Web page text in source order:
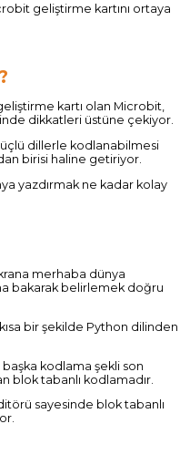
geliştirme kartını ortaya
kartı olan Microbit,
dikkatleri üstüne çekiyor.
dillerle kodlanabilmesi
birisi haline getiriyor.
yazdırmak ne kadar kolay
merhaba dünya
bakarak belirlemek doğru
bir şekilde Python dilinden
kodlama şekli son
blok tabanlı kodlamadır.
sayesinde blok tabanlı